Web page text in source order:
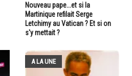
Nouveau pape...et si la
Martinique refilait Serge
Letchimy au Vatican ? Et si on
s'y mettait ?
A LA UNE